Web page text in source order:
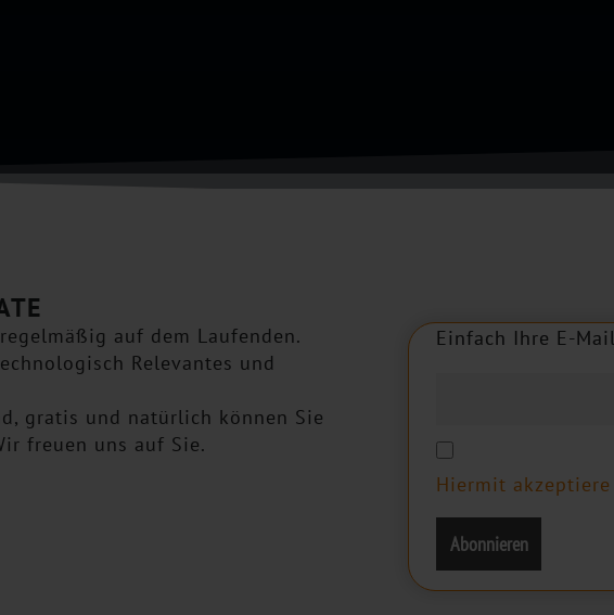
auf dem Laufenden.
Relevantes und
gratis und natürlich können Sie
freuen uns auf Sie.
Einfach Ihre E-
Einfach Ihre E-Mai
Hiermit